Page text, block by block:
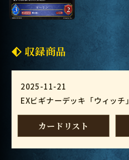
収録商品
2025-11-21
EXビギナーデッキ「ウィッチ」
カードリスト